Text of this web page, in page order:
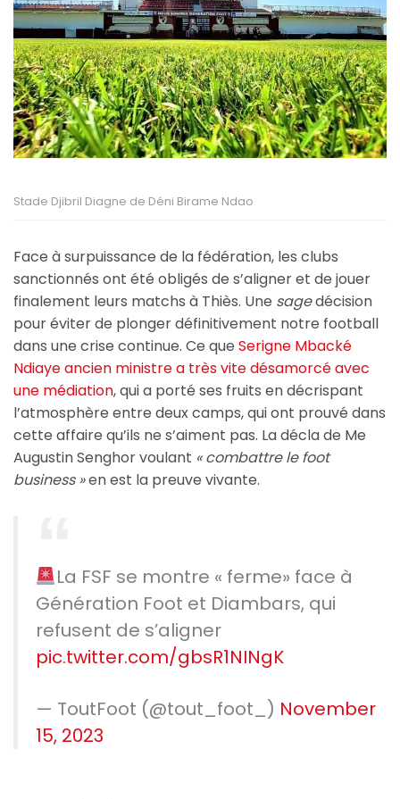
Stade Djibril Diagne de Déni Birame Ndao
Face à surpuissance de la fédération, les clubs
sanctionnés ont été obligés de s’aligner et de jouer
finalement leurs matchs à Thiès. Une sagedécision
pour éviter de plonger définitivement notre football
dans une crise continue. Ce que Serigne Mbacké
Ndiaye ancien ministre a très vite désamorcé avec
une médiation, qui a porté ses fruits en décrispant
l’atmosphère entre deux camps, qui ont prouvé dans
cette affaire qu’ils ne s’aiment pas. La décla de Me
Augustin Senghor voulant « combattre le foot
business »en est la preuve vivante.
La FSF se montre « ferme» face à
Génération Foot et Diambars, qui
refusent de s’aligner
pic.twitter.com/gbsR1NINgK
— ToutFoot (@tout_foot_) November
15, 2023